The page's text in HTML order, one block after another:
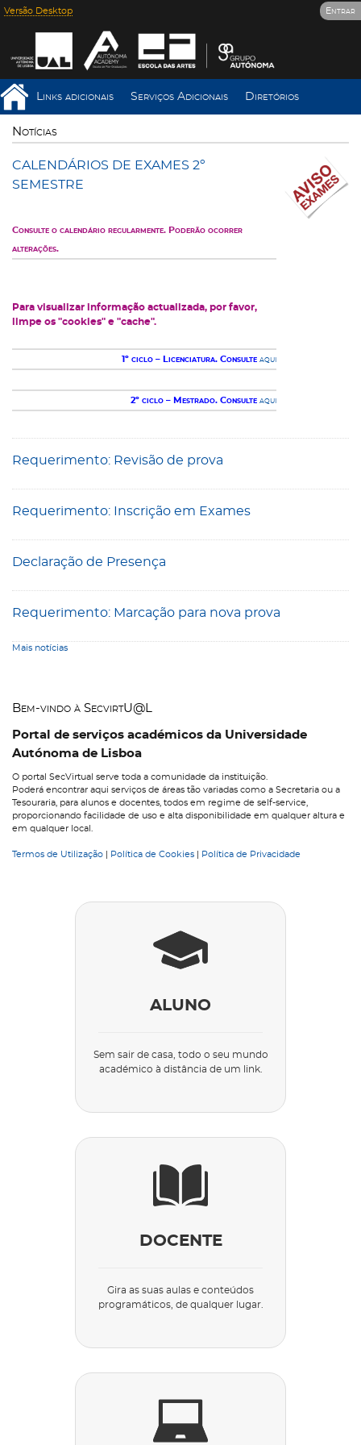
Versão Desktop Entrar
Links adicionais Serviços Adicionais Diretórios
Notícias
CALENDÁRIOS DE EXAMES 2º
SEMESTRE
Consulte o calendário regularmente. Poderão ocorrer
alterações.
Para visualizar informação actualizada, por favor,
limpe os "cookies" e "cache".
1º ciclo – Licenciatura. Consulte aqui
2º ciclo – Mestrado. Consulte aqui
Requerimento: Revisão de prova
Requerimento: Inscrição em Exames
Declaração de Presença
Requerimento: Marcação para nova prova
Mais notícias
Bem-vindo à SecvirtU@L
Portal de serviços académicos da Universidade
Autónoma de Lisboa
O portal SecVirtual serve toda a comunidade da instituição.
Poderá encontrar aqui serviços de áreas tão variadas como a Secretaria ou a
Tesouraria, para alunos e docentes, todos em regime de self-service,
proporcionando facilidade de uso e alta disponibilidade em qualquer altura e
em qualquer local.
Termos de Utilização Política de Cookies Política de Privacidade
ALUNO
Sem sair de casa, todo o seu mundo
académico à distância de um link.
DOCENTE
Gira as suas aulas e conteúdos
programáticos, de qualquer lugar.